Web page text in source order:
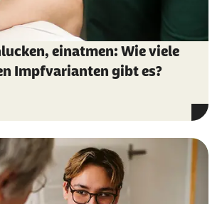
einatmen: Wie viele
Impfvarianten gibt es?